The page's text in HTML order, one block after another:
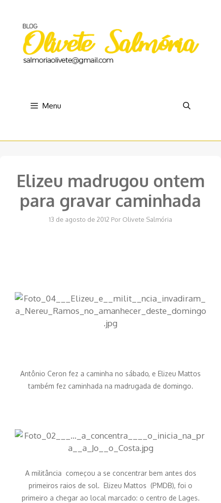
conteúdo
Menu
Elizeu madrugou ontem
para gravar caminhada
13 de agosto de 2012 Por Olivete Salmória
Antônio Ceron fez a caminha no sábado, e Elizeu Mattos
também fez caminhada na madrugada de domingo.
A militância começou a se concentrar bem antes dos
primeiros raios de sol. Elizeu Mattos (PMDB), foi o
primeiro a chegar ao local marcado: o centro de Lages.